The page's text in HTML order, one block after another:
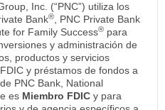
Inc. (“PNC”) utiliza los
Bank®
, PNC Private Bank
for Family Success® para
y administración de
productos y servicios
y préstamos de fondos a
PNC Bank, National
es Miembro FDIC y para